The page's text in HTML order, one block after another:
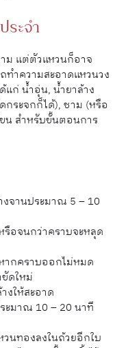
ระจำ
ม แต่ตัวแหวนก็อาจ
ำความสะอาดแหวนวง
ก่ น้ำอุ่น, น้ำยาล้าง
กระจกก็ได้), ชาม (หรือ
น สำหรับขั้นตอนการ
งจานประมาณ 5 – 10
รือจนกว่าคราบจะหลุด
กคราบออกไม่หมด
ดใหม่
งให้สะอาด
ะมาณ 10 – 20 นาที
นทองลงในถ้วยอีกใบ